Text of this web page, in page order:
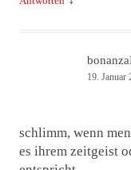
19. Januar
schlimm, wenn
es ihrem zeitgeist